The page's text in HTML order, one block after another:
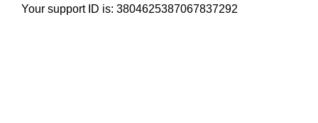
Your support ID is: 3804625387067837292